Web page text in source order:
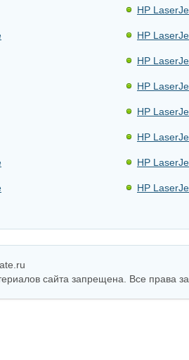
HP
HP
HP
HP
HP
HP
HP
HP
сайта запрещена. Все права